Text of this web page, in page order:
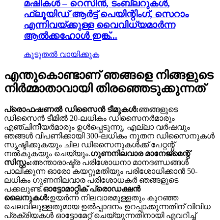
മഷികൾ – റെസിൻ, ടംബ്ലറുകൾ,
ഫ്ലൂയിഡ് ആർട്ട് പെയിന്റിംഗ്, സെറാം
എന്നിവയ്ക്കുള്ള വൈവിധ്യമാർന്ന
ആൽക്കഹോൾ ഇങ്ക്...
കൂടുതൽ വായിക്കുക
എന്തുകൊണ്ടാണ് ഞങ്ങളെ നിങ്ങളുടെ
നിർമ്മാതാവായി തിരഞ്ഞെടുക്കുന്നത്
പ്രൊഫഷണൽ ഡിസൈൻ ടീമുകൾ:ഞങ്ങളുടെ
ഡിസൈൻ ടീമിൽ 20-ലധികം ഡിസൈനർമാരും
എഞ്ചിനീയർമാരും ഉൾപ്പെടുന്നു, എല്ലാ വർഷവും
ഞങ്ങൾ വിപണിക്കായി 300-ലധികം നൂതന ഡിസൈനുകൾ
സൃഷ്ടിക്കുകയും ചില ഡിസൈനുകൾക്ക് പേറ്റന്റ്
നൽകുകയും ചെയ്യും.ഗുണനിലവാര മാനേജ്മെന്റ്
സിസ്റ്റം:അന്താരാഷ്ട്ര പരിശോധനാ മാനദണ്ഡങ്ങൾ
പാലിക്കുന്ന ഓരോ കയറ്റുമതിയും പരിശോധിക്കാൻ 50-
ലധികം ഗുണനിലവാര പരിശോധകർ ഞങ്ങളുടെ
പക്കലുണ്ട്.ഓട്ടോമാറ്റിക് പ്രൊഡക്ഷൻ
ലൈനുകൾ:ഉയർന്ന നിലവാരമുള്ളതും കുറഞ്ഞ
ചെലവിലുള്ളതുമായ ഉൽപ്പാദനം ഉറപ്പാക്കുന്നതിന് വിവിധ
പ്രക്രിയകൾ ഓട്ടോമേറ്റ് ചെയ്യുന്നതിനായി എവറിച്ച്